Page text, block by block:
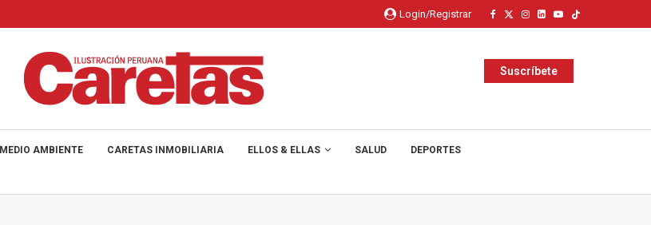
Login/Registrar
Suscríbete
MEDIO AMBIENTE CARETAS INMOBILIARIA ELLOS & ELLAS SALUD DEPORTES